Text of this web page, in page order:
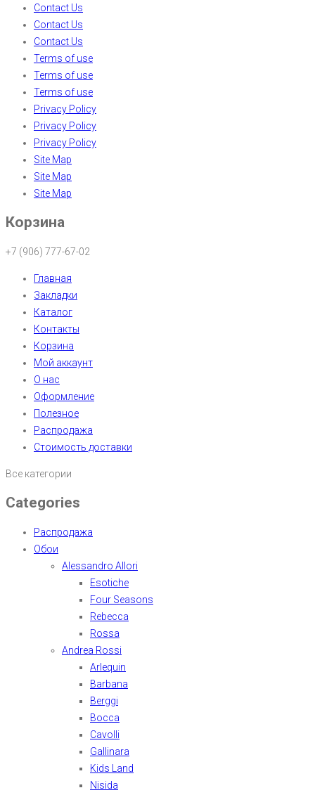
Contact Us
Contact Us
Contact Us
Terms of use
Terms of use
Terms of use
Privacy Policy
Privacy Policy
Privacy Policy
Site Map
Site Map
Site Map
Корзина
+7 (906) 777-67-02
Главная
Закладки
Каталог
Контакты
Корзина
Мой аккаунт
О нас
Оформление
Полезное
Распродажа
Стоимость доставки
Все категории
Categories
Распродажа
Обои
Alessandro Allori
Esotiche
Four Seasons
Rebecca
Rossa
Andrea Rossi
Arlequin
Barbana
Berggi
Bocca
Cavolli
Gallinara
Kids Land
Nisida